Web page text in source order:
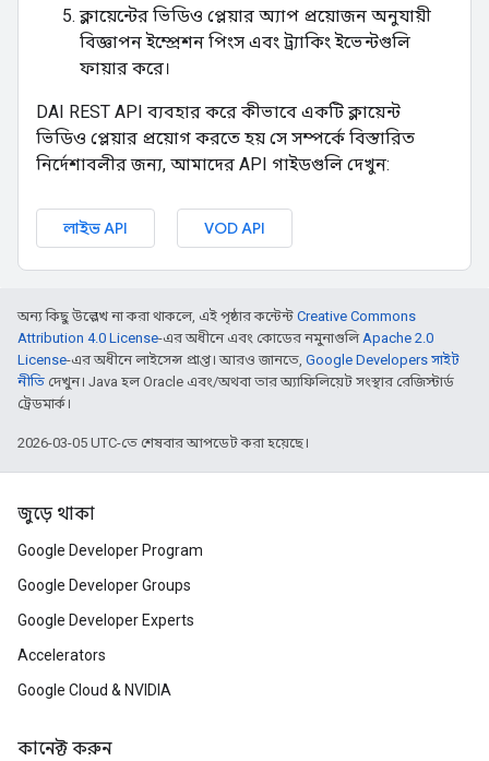
ক্লায়েন্টের ভিডিও প্লেয়ার অ্যাপ প্রয়োজন অনুযায়ী
বিজ্ঞাপন ইম্প্রেশন পিংস এবং ট্র্যাকিং ইভেন্টগুলি
ফায়ার করে।
DAI REST API ব্যবহার করে কীভাবে একটি ক্লায়েন্ট
ভিডিও প্লেয়ার প্রয়োগ করতে হয় সে সম্পর্কে বিস্তারিত
নির্দেশাবলীর জন্য, আমাদের API গাইডগুলি দেখুন:
লাইভ API VOD API
অন্য কিছু উল্লেখ না করা থাকলে, এই পৃষ্ঠার কন্টেন্ট Creative Commons
Attribution 4.0 License-এর অধীনে এবং কোডের নমুনাগুলি Apache 2.0
License-এর অধীনে লাইসেন্স প্রাপ্ত। আরও জানতে, Google Developers সাইট
নীতি দেখুন। Java হল Oracle এবং/অথবা তার অ্যাফিলিয়েট সংস্থার রেজিস্টার্ড
ট্রেডমার্ক।
2026-03-05 UTC-তে শেষবার আপডেট করা হয়েছে।
জুড়ে থাকা
Google Developer Program
Google Developer Groups
Google Developer Experts
Accelerators
Google Cloud & NVIDIA
কানেক্ট করুন